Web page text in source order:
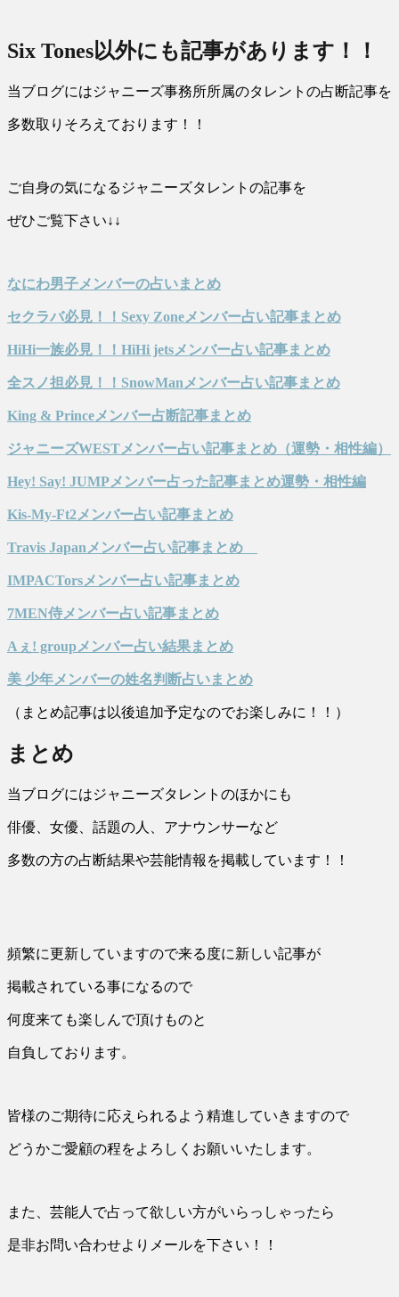
Six Tones以外にも記事があります！！
当ブログにはジャニーズ事務所所属のタレントの占断記事を
多数取りそろえております！！
ご自身の気になるジャニーズタレントの記事を
ぜひご覧下さい↓↓
なにわ男子メンバーの占いまとめ
セクラバ必見！！Sexy Zoneメンバー占い記事まとめ
HiHi一族必見！！HiHi jetsメンバー占い記事まとめ
全スノ担必見！！SnowManメンバー占い記事まとめ
King & Princeメンバー占断記事まとめ
ジャニーズWESTメンバー占い記事まとめ（運勢・相性編）
Hey! Say! JUMPメンバー占った記事まとめ運勢・相性編
Kis-My-Ft2メンバー占い記事まとめ
Travis Japanメンバー占い記事まとめ
IMPACTorsメンバー占い記事まとめ
7MEN侍メンバー占い記事まとめ
Aぇ! groupメンバー占い結果まとめ
美 少年メンバーの姓名判断占いまとめ
（まとめ記事は以後追加予定なのでお楽しみに！！）
まとめ
当ブログにはジャニーズタレントのほかにも
俳優、女優、話題の人、アナウンサーなど
多数の方の占断結果や芸能情報を掲載しています！！
頻繁に更新していますので来る度に新しい記事が
掲載されている事になるので
何度来ても楽しんで頂けものと
自負しております。
皆様のご期待に応えられるよう精進していきますので
どうかご愛顧の程をよろしくお願いいたします。
また、芸能人で占って欲しい方がいらっしゃったら
是非お問い合わせよりメールを下さい！！